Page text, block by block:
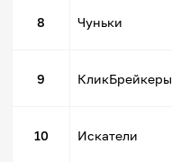
8 Чуньки
9 КликБрейкеры
10 Искатели